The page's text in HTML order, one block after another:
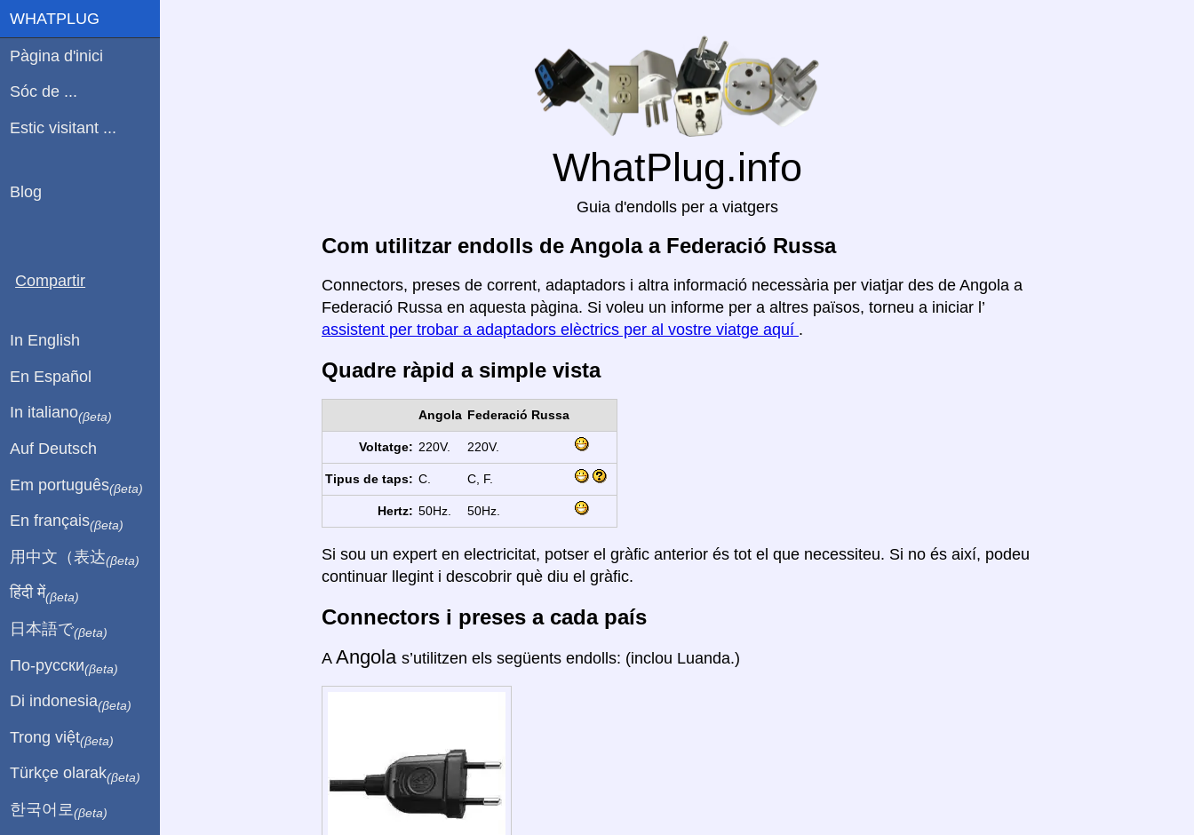
WhatPlug.info
Guia d'endolls per a viatgers
Com utilitzar endolls de Angola a Federació Russa
Connectors, preses de corrent, adaptadors i altra informació necessària per viatjar des de Angola a
Federació Russa en aquesta pàgina. Si voleu un informe per a altres països, torneu a iniciar l’
assistent per trobar a adaptadors elèctrics per al vostre viatge aquí .
Quadre ràpid a simple vista
Angola Federació Russa
Voltatge: 220V. 220V.
Tipus de taps: C. C, F.
Hertz: 50Hz. 50Hz.
Si sou un expert en electricitat, potser el gràfic anterior és tot el que necessiteu. Si no és així, podeu
continuar llegint i descobrir què diu el gràfic.
Connectors i preses a cada país
A Angola s’utilitzen els següents endolls: (inclou Luanda.)
WHATPLUG
Pàgina d'inici
Sóc de ...
Estic visitant ...
Blog
Compartir
In English
En Español
In italiano(βeta)
Auf Deutsch
Em português(βeta)
En français(βeta)
用中文（表达(βeta)
हिंदी में(βeta)
日本語で(βeta)
По-русски(βeta)
Di indonesia(βeta)
Trong việt(βeta)
Türkçe olarak(βeta)
한국어로 (βeta)